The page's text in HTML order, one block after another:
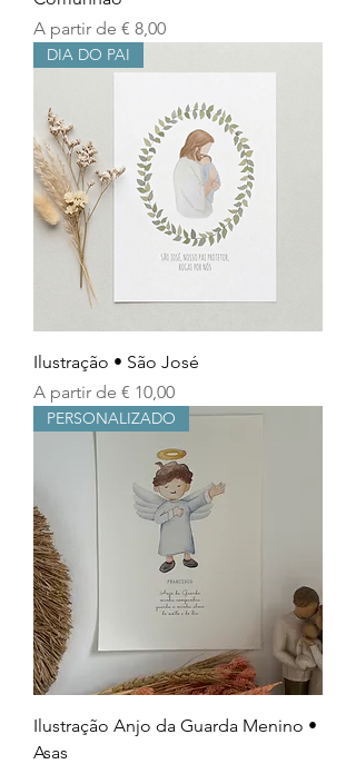
A partir de € 8,00
Preço promocional
DIA DO PAI
Ilustração • São José
A partir de € 10,00
Preço promocional
PERSONALIZADO
Ilustração Anjo da Guarda Menino •
Asas